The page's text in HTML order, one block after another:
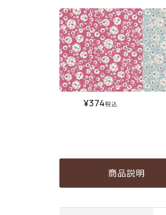
¥374税込
商品説明